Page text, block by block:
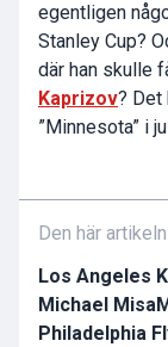
egentligen
Stanley Cup?
där han skulle
Kaprizov? Det
”Minnesota” i
Den här
Los Angeles
Michael Misa
Philadelphia